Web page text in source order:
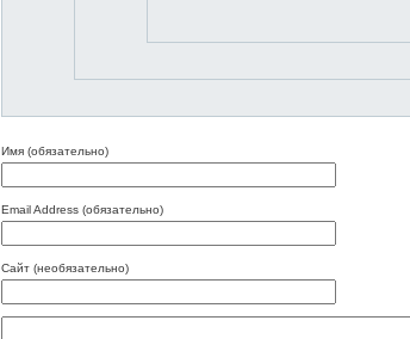
Имя (обязательно)
Email Address (обязательно)
Сайт (необязательно)